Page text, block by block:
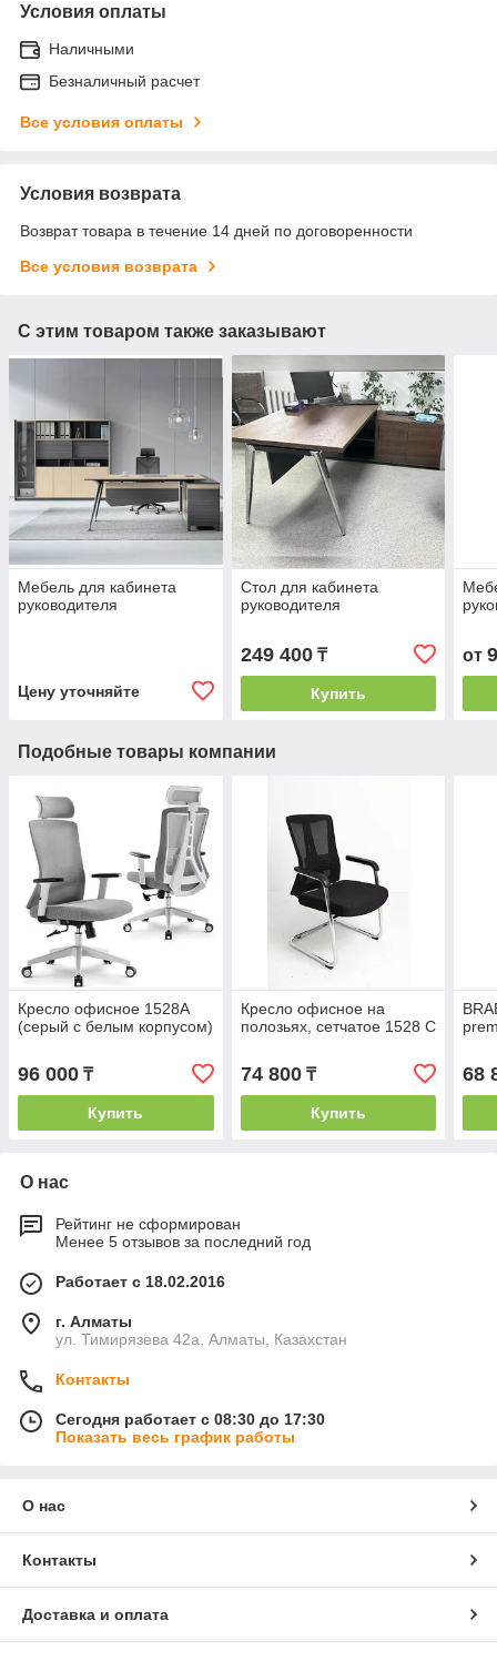
Условия оплаты
Наличными
Безналичный расчет
Все условия оплаты
Условия возврата
Возврат товара в течение 14 дней по договоренности
Все условия возврата
С этим товаром также заказывают
Мебель для кабинета
руководителя
Цену уточняйте
Стол для кабинета
руководителя
249 400₸
Купить
от
Подобные товары компании
Кресло офисное 1528A
(серый с белым корпусом)
96 000 ₸
Купить
Кресло офисное на
полозьях, сетчатое 1528 С
74 800₸
Купить
68
О нас
Рейтинг не сформирован
Менее 5 отзывов за последний год
Работает с 18.02.2016
г. Алматы
ул. Тимирязева 42а, Алматы, Казахстан
Контакты
Сегодня работает с 08:30 до 17:30
Показать весь график работы
О нас
Контакты
Доставка и оплата